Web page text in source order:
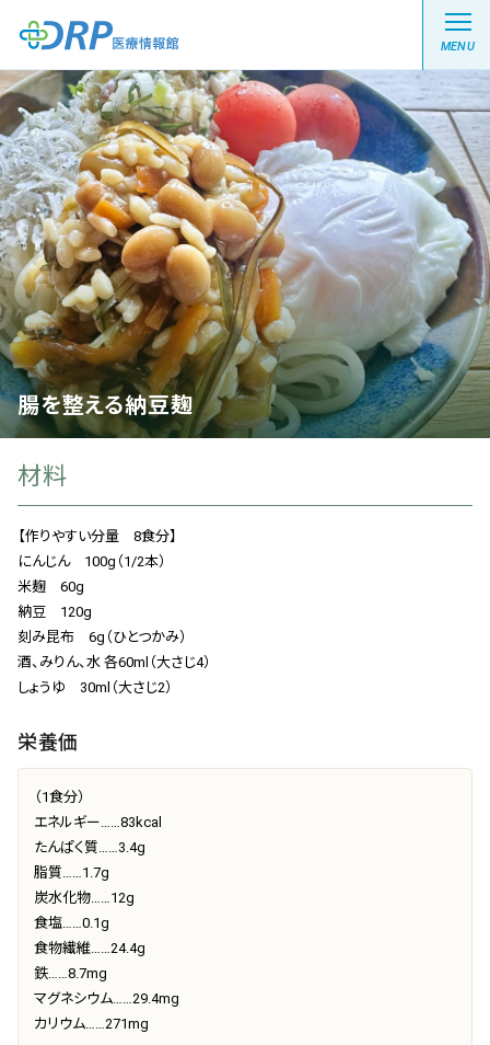
MENU
最新の注目記事
栄養健康レシピ
医療系学生記事
健康川柳
DRP医療情報館とは?
お知らせ
お問い合わせ
腸を整える納豆麹
材料
【作りやすい分量 8食分】
にんじん 100g（1/2本）
米麹 60g
納豆 120g
刻み昆布 6g（ひとつかみ）
酒、みりん、水 各60ml（大さじ4）
しょうゆ 30ml（大さじ2）
栄養価
（1食分）
エネルギー……83kcal
たんぱく質……3.4g
脂質……1.7g
炭水化物……12g
食塩……0.1g
食物繊維……24.4g
鉄……8.7mg
マグネシウム……29.4mg
カリウム……271mg